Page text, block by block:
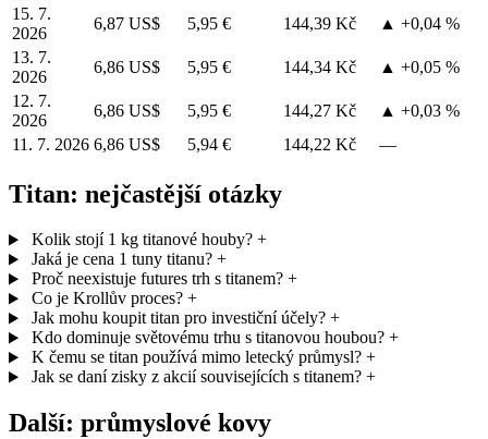
15. 7.
2026
6,87 US$ 5,95 € 144,39 Kč
▲ +0,04 %
13. 7.
2026
6,86 US$ 5,95 € 144,34 Kč
▲ +0,05 %
12. 7.
2026
6,86 US$ 5,95 € 144,27 Kč
▲ +0,03 %
11. 7. 2026 6,86 US$ 5,94 € 144,22 Kč —
Titan: nejčastější otázky
Kolik stojí 1 kg titanové houby? +
Jaká je cena 1 tuny titanu? +
Proč neexistuje futures trh s titanem? +
Co je Krollův proces? +
Jak mohu koupit titan pro investiční účely? +
Kdo dominuje světovému trhu s titanovou houbou? +
K čemu se titan používá mimo letecký průmysl? +
Jak se daní zisky z akcií souvisejících s titanem? +
Další: průmyslové kovy